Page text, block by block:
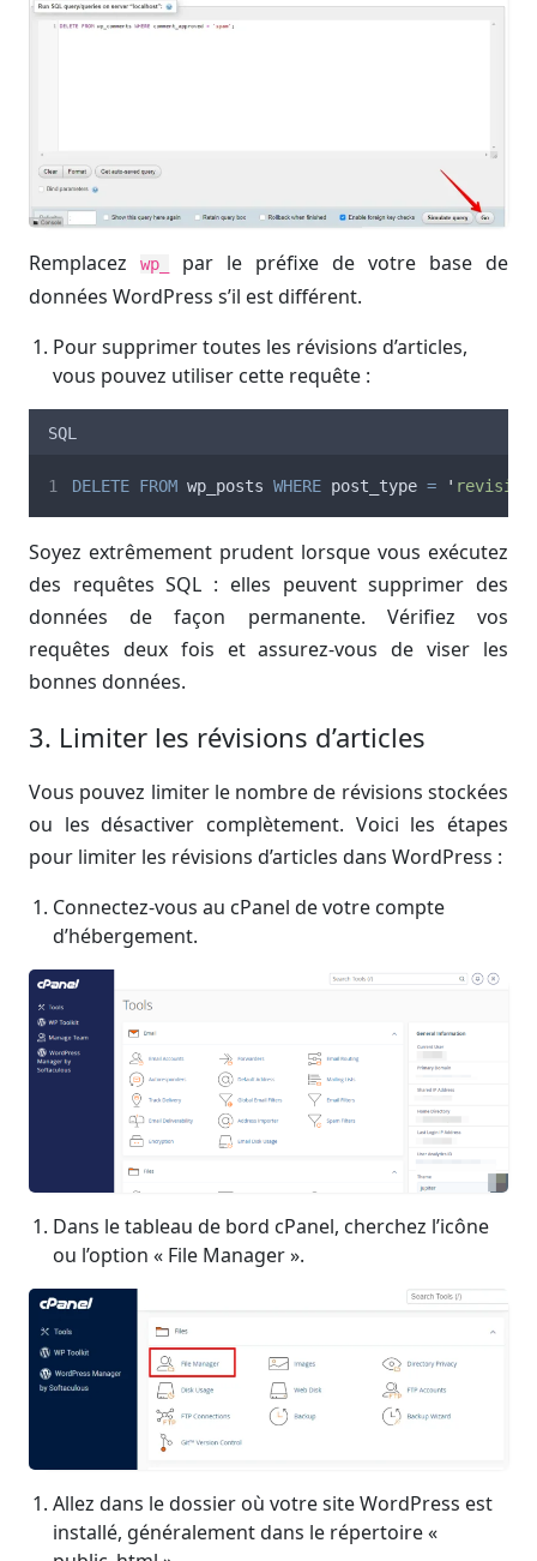
Remplacez wp_
par le préfixe de votre base de
données WordPress s’il est différent.
Pour supprimer toutes les révisions d’articles,
vous pouvez utiliser cette requête :
SQL
DELETE FROM wp_posts WHERE post_type = ' revision
Soyez extrêmement prudent lorsque vous exécutez
des requêtes SQL : elles peuvent supprimer des
données de façon permanente. Vérifiez vos
requêtes deux fois et assurez-vous de viser les
bonnes données.
3. Limiter les révisions d’articles
Vous pouvez limiter le nombre de révisions stockées
ou les désactiver complètement. Voici les étapes
pour limiter les révisions d’articles dans WordPress :
Connectez-vous au cPanel de votre compte
d’hébergement.
Dans le tableau de bord cPanel, cherchez l’icône
ou l’option « File Manager ».
Allez dans le dossier où votre site WordPress est
installé, généralement dans le répertoire «